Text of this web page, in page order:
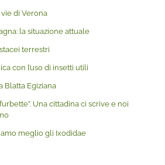
di Verona
la situazione attuale
terrestri
con l’uso di insetti utili
Blatta Egiziana
Una cittadina ci scrive e noi
meglio gli Ixodidae